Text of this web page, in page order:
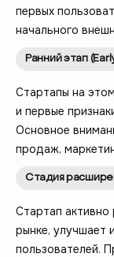
первых
начального
Ранний этап
Стартапы на
и первые
Основное
продаж,
Стадия
Стартап активно
рынке, улучшает
пользователей.